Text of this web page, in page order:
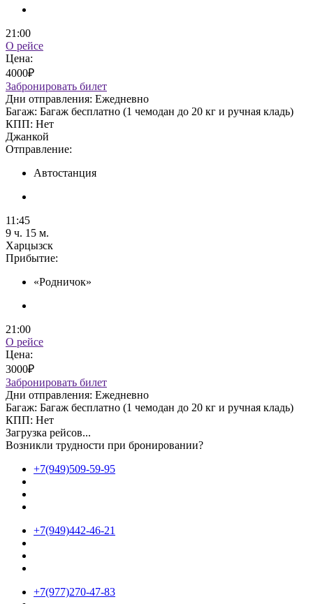
21:00
О рейсе
Цена:
4000₽
Забронировать билет
Дни отправления: Ежедневно
Багаж: Багаж бесплатно (1 чемодан до 20 кг и ручная кладь)
КПП: Нет
Джанкой
Отправление:
Автостанция
11:45
9 ч. 15 м.
Харцызск
Прибытие:
«Родничок»
21:00
О рейсе
Цена:
3000₽
Забронировать билет
Дни отправления: Ежедневно
Багаж: Багаж бесплатно (1 чемодан до 20 кг и ручная кладь)
КПП: Нет
Загрузка рейсов...
Возникли трудности при бронировании?
+7(949)509-59-95
+7(949)442-46-21
+7(977)270-47-83